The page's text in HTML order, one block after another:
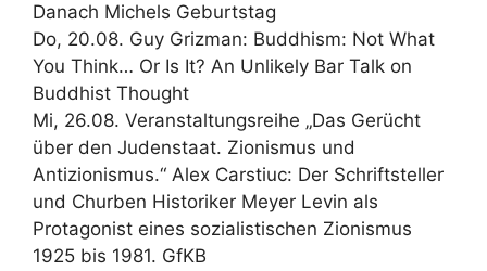
Danach Michels Geburtstag
Do, 20.08. Guy Grizman: Buddhism: Not What
You Think… Or Is It? An Unlikely Bar Talk on
Buddhist Thought
Mi, 26.08. Veranstaltungsreihe „Das Gerücht
über den Judenstaat. Zionismus und
Antizionismus.“ Alex Carstiuc: Der Schriftsteller
und Churben Historiker Meyer Levin als
Protagonist eines sozialistischen Zionismus
1925 bis 1981. GfKB